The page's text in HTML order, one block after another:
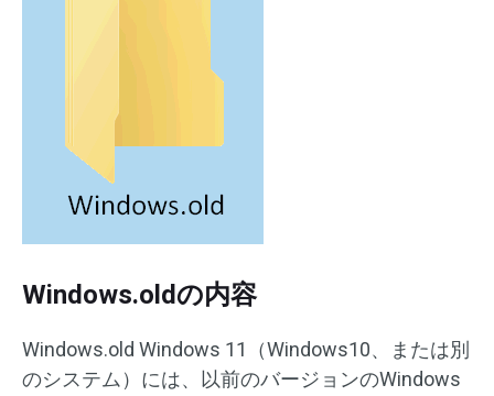
Windows.oldの内容
Windows.old Windows 11（Windows10、または別
のシステム）には、以前のバージョンのWindows